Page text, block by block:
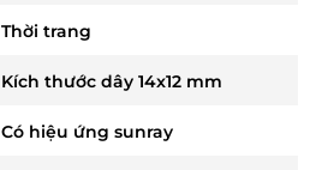
Thời trang
Kích thước dây 14x12 mm
Có hiệu ứng sunray